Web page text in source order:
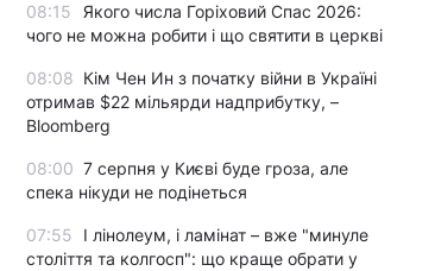
08:15
Якого числа Горіховий Спас 2026:
чого не можна робити і що святити в церкві
08:08 Кім Чен Ин з початку війни в Україні
отримав $22 мільярди надприбутку, –
Bloomberg
08:00 7 серпня у Києві буде гроза, але
спека нікуди не подінеться
07:55
І лінолеум, і ламінат – вже "минуле
століття та колгосп": що краще обрати у